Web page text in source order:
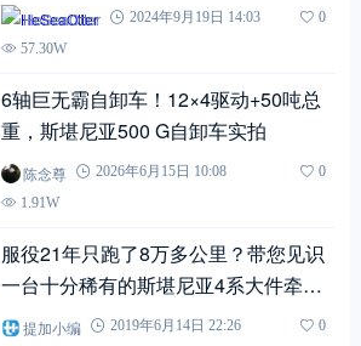
室内展品解读
HeSeaOtter 2024年9月19日 14:03
0
57.30W
6轴巨无霸自卸车！12×4驱动+50吨总
重，斯堪尼亚500 G自卸车实拍
陈念尊 2026年6月15日 10:08
0
1.91W
服役21年只跑了8万多公里？带您见识
一台十分稀有的斯堪尼亚4系大件牵引
车提加小编 2019年6月14日 22:26
0